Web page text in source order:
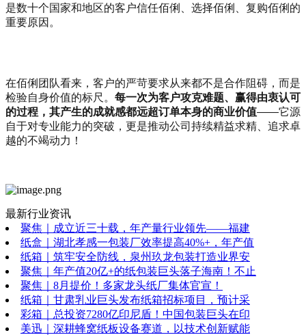
是数十个国家和地区的客户信任佰俐、选择佰俐、复购佰俐的
重要原因。
在佰俐团队看来，客户的严苛要求从来都不是合作阻碍，而是
检验自身价值的标尺。 每一次为客户攻克难题、赢得由衷认可
的过程，其产生的成就感都远超订单本身的商业价值——它源
自于对专业能力的突破，更是推动公司持续精益求精、追求卓
越的不竭动力！
最新行业资讯
聚焦｜成立近三十载，年产量行业领先——福建
纸盒｜湖北孝感一包装厂效率提高40%+，年产值
纸箱｜筑牢安全防线，泉州玖龙包装打造业界安
聚焦｜年产值20亿+的纸包装巨头落子海南！不止
聚焦｜8月提价！多家龙头纸厂集体官宣！
纸箱｜甘肃乳业巨头发布纸箱招标项目，预计采
彩箱｜总投资7280亿印尼盾！中国包装巨头在印
美迅｜深耕蜂窝纸板设备赛道，以技术创新赋能